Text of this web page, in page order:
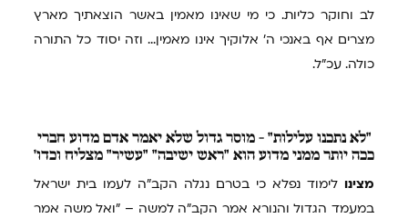
לב וחוקר כליות. כי מי שאינו מאמין באשר הוצאתיך מארץ
מצרים אף באנכי ה' אלוקיך אינו מאמין... וזה יסוד כל התורה
כולה. עכ"ל.
"לא נתכנו עלילות" - מוסר גדול שלא יאמר אדם מדוע חברי
ככה יותר ממני מדוע הוא "ראש ישיבה" "עשיר" מצליח וכדו'
מצינו לימוד נפלא כי בטרם נגלה הקב"ה לעמו בית ישראל
במעמד הגדול והנורא אמר הקב"ה למשה – "ואל משה אמר